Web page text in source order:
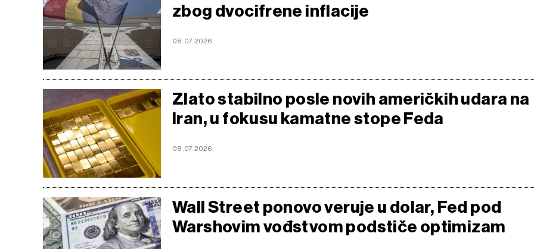
zbog dvocifrene inflacije
08.07.2026
Zlato stabilno posle novih američkih udara na
Iran, u fokusu kamatne stope Feda
08.07.2026
Wall Street ponovo veruje u dolar, Fed pod
Warshovim vođstvom podstiče optimizam